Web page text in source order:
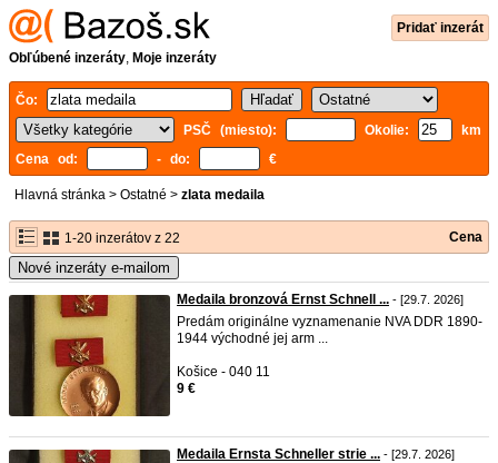
Pridať inzerát
Obľúbené inzeráty, Moje inzeráty
Čo:
PSČ (miesto):
Okolie:
km
Cena od:
- do: €
Hlavná stránka > Ostatné > zlata medaila
1-20 inzerátov z 22 Cena
Nové inzeráty e-mailom
Medaila bronzová Ernst Schnell ... - [29.7. 2026]
Predám originálne vyznamenanie NVA DDR 1890-
1944 východné jej arm ...
Košice - 040 11
9 €
Medaila Ernsta Schneller strie ... - [29.7. 2026]